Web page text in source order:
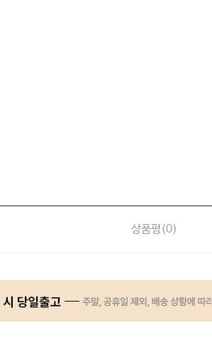
상품평(0)